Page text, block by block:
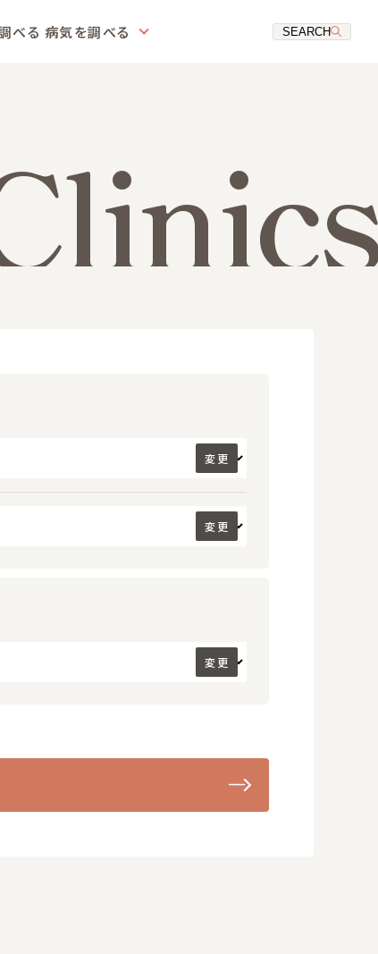
べる 病気を調べる SEARCH
変更
変更
変更